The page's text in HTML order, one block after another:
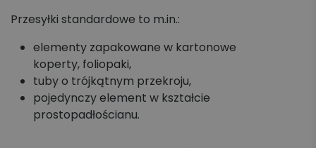
Przesyłki standardowe to m.in.:
elementy zapakowane w kartonowe
koperty, foliopaki,
tuby o trójkątnym przekroju,
pojedynczy element w kształcie
prostopadłościanu.